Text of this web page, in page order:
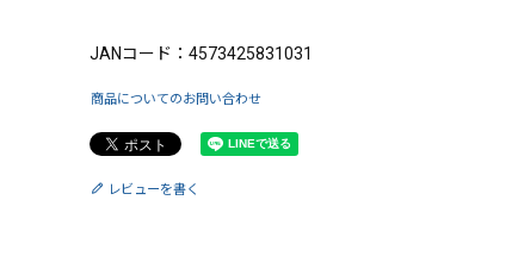
JANコード：4573425831031
商品についてのお問い合わせ
レビューを書く